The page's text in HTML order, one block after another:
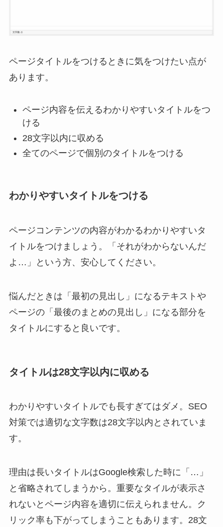
ページタイトルをつけるときに気をつけたい点が
あります。
ページ内容を伝えるわかりやすいタイトルをつ
ける
28文字以内に収める
全てのページで個別のタイトルをつける
わかりやすいタイトルをつける
ページコンテンツの内容がわかるわかりやすいタ
イトルをつけましょう。「それがわからないんだ
よ…」という方、安心してください。
悩んだときは「最初の見出し」になるテキストや
ページの「最後のまとめの見出し」になる部分を
タイトルにすると良いです。
タイトルは28文字以内に収める
わかりやすいタイトルでも長すぎてはダメ。SEO
対策では適切な文字数は28文字以内とされていま
す。
理由は長いタイトルはGoogle検索した時に「…」
と省略されてしまうから。重要なタイルが表示さ
れないとページ内容を適切に伝えられません。ク
リック率も下がってしまうこともあります。28文